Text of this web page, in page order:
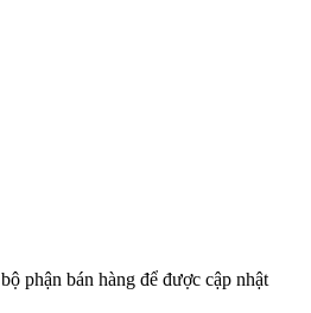
phận bán hàng để được cập nhật